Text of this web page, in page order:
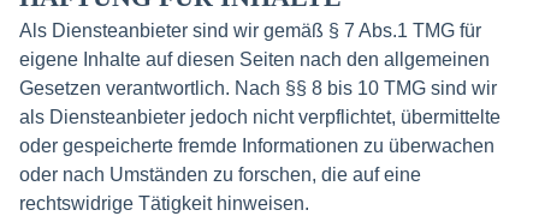
Als Diensteanbieter sind wir gemäß § 7 Abs.1 TMG für
eigene Inhalte auf diesen Seiten nach den allgemeinen
Gesetzen verantwortlich. Nach §§ 8 bis 10 TMG sind wir
als Diensteanbieter jedoch nicht verpflichtet, übermittelte
oder gespeicherte fremde Informationen zu überwachen
oder nach Umständen zu forschen, die auf eine
rechtswidrige Tätigkeit hinweisen.